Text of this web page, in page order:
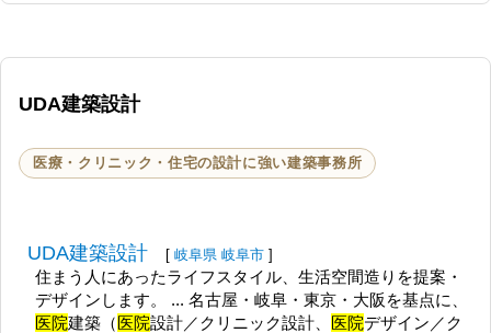
UDA建築設計
医療・クリニック・住宅の設計に強い建築事務所
UDA建築設計 [ 岐阜県 岐阜市 ]
住まう人にあったライフスタイル、生活空間造りを提案・
デザインします。 ... 名古屋・岐阜・東京・大阪を基点に、
医院建築（医院設計／クリニック設計、 医院デザイン／ク